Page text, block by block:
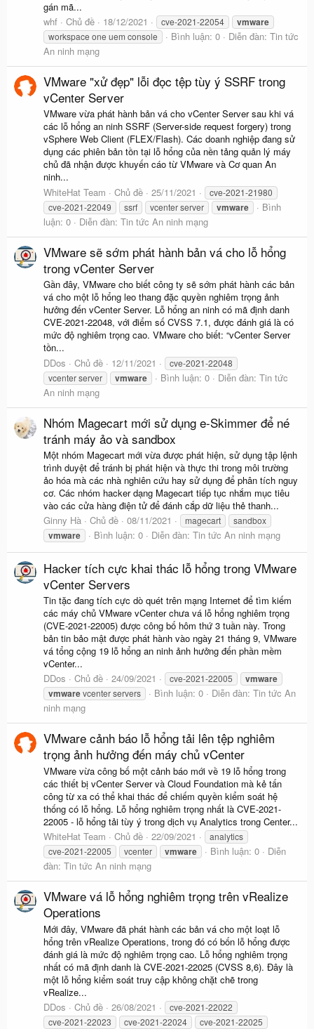
gán mã...
whf
Chủ đề 18/12/2021 cve-2021-22054 vmware
workspace one uem console Bình luận: 0 Diễn đàn: Tin tức
An ninh mạng
VMware "xử đẹp" lỗi đọc tệp tùy ý SSRF trong
vCenter Server
VMware vừa phát hành bản vá cho vCenter Server sau khi vá
các lỗ hổng an ninh SSRF (Server-side request forgery) trong
vSphere Web Client (FLEX/Flash). Các doanh nghiệp đang sử
dụng các phiên bản tồn tại lỗ hổng của nền tảng quản lý máy
chủ đã nhận được khuyến cáo từ VMware và Cơ quan An
ninh...
WhiteHat Team
Chủ đề 25/11/2021
cve-2021-21980
cve-2021-22049
ssrf vcenter server vmware
Bình
luận: 0
Diễn đàn: Tin tức An ninh mạng
VMware sẽ sớm phát hành bản vá cho lỗ hổng
trong vCenter Server
Gần đây, VMware cho biết công ty sẽ sớm phát hành các bản
vá cho một lỗ hổng leo thang đặc quyền nghiêm trọng ảnh
hưởng đến vCenter Server. Lỗ hổng an ninh có mã định danh
CVE-2021-22048, với điểm số CVSS 7.1, được đánh giá là có
mức độ nghiêm trọng cao. VMware cho biết: “vCenter Server
tồn...
DDos
Chủ đề 12/11/2021
cve-2021-22048
vcenter server
vmware Bình luận: 0 Diễn đàn: Tin tức
An ninh mạng
Nhóm Magecart mới sử dụng e-Skimmer để né
tránh máy ảo và sandbox
Một nhóm Magecart mới vừa được phát hiện, sử dụng tập lệnh
trình duyệt để tránh bị phát hiện và thực thi trong môi trường
ảo hóa mà các nhà nghiên cứu hay sử dụng để phân tích nguy
cơ. Các nhóm hacker dạng Magecart tiếp tục nhắm mục tiêu
vào các cửa hàng điện tử để đánh cắp dữ liệu thẻ thanh...
Ginny Hà
Chủ đề 08/11/2021 magecart sandbox
vmware Bình luận: 0 Diễn đàn: Tin tức An ninh mạng
Hacker tích cực khai thác lỗ hổng trong VMware
vCenter Servers
Tin tặc đang tích cực dò quét trên mạng Internet để tìm kiếm
các máy chủ VMware vCenter chưa vá lỗ hổng nghiêm trọng
(CVE-2021-22005) được công bố hôm thứ 3 tuần này. Trong
bản tin bảo mật được phát hành vào ngày 21 tháng 9, VMware
vá tổng cộng 19 lỗ hổng an ninh ảnh hưởng đến phần mềm
vCenter...
DDos
Chủ đề 24/09/2021 cve-2021-22005
vmware
vmwarevcenter servers Bình luận: 0 Diễn đàn: Tin tức An
ninh mạng
VMware cảnh báo lỗ hổng tải lên tệp nghiêm
trọng ảnh hưởng đến máy chủ vCenter
VMware vừa công bố một cảnh báo mới về 19 lỗ hổng trong
các thiết bị vCenter Server và Cloud Foundation mà kẻ tấn
công từ xa có thể khai thác để chiếm quyền kiểm soát hệ
thống có lỗ hổng. Lỗ hổng nghiêm trọng nhất là CVE-2021-
22005 - lỗ hổng tải tùy ý trong dịch vụ Analytics trong Center...
WhiteHat Team
Chủ đề 22/09/2021
analytics
cve-2021-22005
vcenter vmware Bình luận: 0
Diễn
đàn: Tin tức An ninh mạng
VMware vá lỗ hổng nghiêm trọng trên vRealize
Operations
Mới đây, VMware đã phát hành các bản vá cho một loạt lỗ
hổng trên vRealize Operations, trong đó có bốn lỗ hổng được
đánh giá là mức độ nghiêm trọng cao. Lỗ hổng nghiêm trọng
nhất có mã định danh là CVE-2021-22025 (CVSS 8,6). Đây là
một lỗ hổng kiểm soát truy cập không chặt chẽ trong
vRealize...
DDos
Chủ đề 26/08/2021
cve-2021-22022
cve-2021-22023
cve-2021-22024
cve-2021-22025